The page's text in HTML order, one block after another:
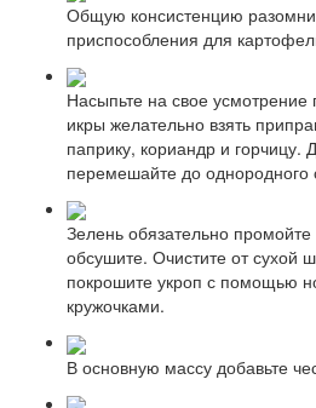
Общую консистенцию
приспособления для
Насыпьте на свое
икры желательно взять
паприку, кориандр и горчицу.
перемешайте до однородного
Зелень обязательно
обсушите. Очистите от сухой
покрошите укроп с помощью
кружочками.
В основную массу добавьте